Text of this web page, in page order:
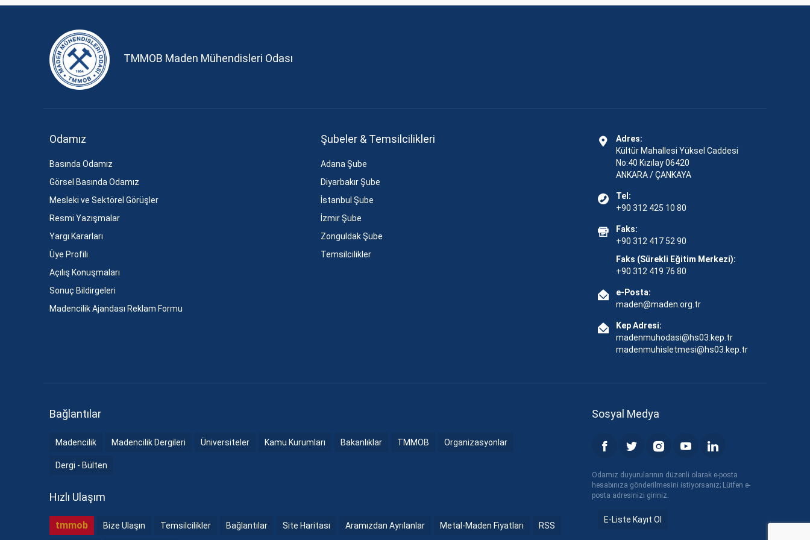
TMMOB Maden Mühendisleri Odası
Odamız
Basında Odamız
Görsel Basında Odamız
Mesleki ve Sektörel Görüşler
Resmi Yazışmalar
Yargı Kararları
Üye Profili
Açılış Konuşmaları
Sonuç Bildirgeleri
Madencilik Ajandası Reklam Formu
Şubeler & Temsilcilikleri
Adana Şube
Diyarbakır Şube
İstanbul Şube
İzmir Şube
Zonguldak Şube
Temsilcilikler
Adres:
Kültür Mahallesi Yüksel Caddesi
No:40 Kızılay 06420
ANKARA / ÇANKAYA
Tel:
+90 312 425 10 80
Faks:
+90 312 417 52 90
Faks (Sürekli Eğitim Merkezi):
+90 312 419 76 80
e-Posta:
maden@maden.org.tr
Kep Adresi:
madenmuhodasi@hs03.kep.tr
madenmuhisletmesi@hs03.kep.tr
Bağlantılar
Madencilik Madencilik Dergileri Üniversiteler Kamu Kurumları Bakanlıklar TMMOB Organizasyonlar
Dergi - Bülten
Hızlı Ulaşım
tmmob Bize Ulaşın Temsilcilikler Bağlantılar Site Haritası Aramızdan Ayrılanlar Metal-Maden Fiyatları RSS
Sosyal Medya
Odamız duyurularının düzenli olarak e-posta
hesabınıza gönderilmesini istiyorsanız; Lütfen e-
posta adresinizi giriniz.
E-Liste Kayıt Ol